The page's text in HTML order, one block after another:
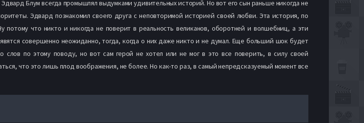
Блум всегда промышлял выдумками удивительных историй. Но вот его сын раньше никогда не
Эдвард познакомил своего друга с неповторимой историей своей любви. Эта история, по
потому что никто и никогда не поверит в реальность великанов, оборотней и волшебниц, а эти
совершенно неожиданно, тогда, когда о них даже никто и не думал. Еще больший шок будет
по этому поводу, но вот сам герой не хотел или не мог в это все поверить, в силу своей
что это лишь плод воображения, не более. Но как-то раз, в самый непредсказуемый момент все